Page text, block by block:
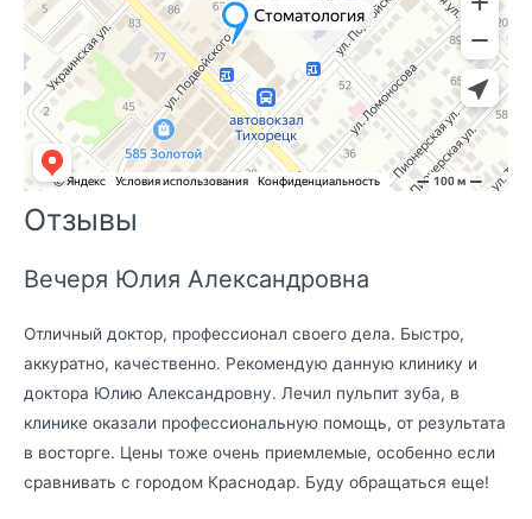
Отзывы
Вечеря Юлия Александровна
Отличный доктор, профессионал своего дела. Быстро,
аккуратно, качественно. Рекомендую данную клинику и
доктора Юлию Александровну. Лечил пульпит зуба, в
клинике оказали профессиональную помощь, от результата
в восторге. Цены тоже очень приемлемые, особенно если
сравнивать с городом Краснодар. Буду обращаться еще!